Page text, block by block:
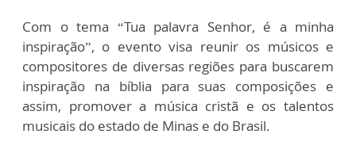
Com o tema “Tua palavra Senhor, é a minha
inspiração”, o evento visa reunir os músicos e
compositores de diversas regiões para buscarem
inspiração na bíblia para suas composições e
assim, promover a música cristã e os talentos
musicais do estado de Minas e do Brasil.